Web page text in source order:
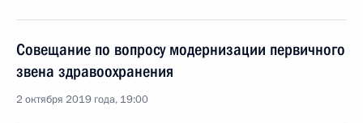
Совещание по вопросу модернизации первичного
звена здравоохранения
2 октября 2019 года, 19:00